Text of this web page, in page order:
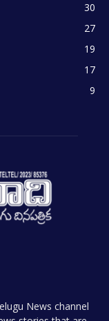
30
27
19
17
9
News channel